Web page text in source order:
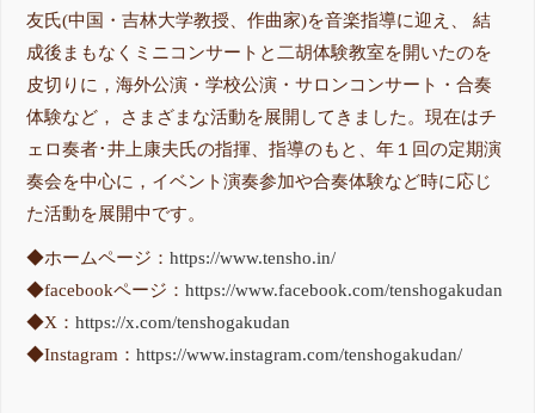
友氏(中国・吉林大学教授、作曲家)を音楽指導に迎え、 結
成後まもなくミニコンサートと二胡体験教室を開いたのを
皮切りに，海外公演・学校公演・サロンコンサート・合奏
体験など， さまざまな活動を展開してきました。現在はチ
ェロ奏者･井上康夫氏の指揮、指導のもと、年１回の定期演
奏会を中心に，イベント演奏参加や合奏体験など時に応じ
た活動を展開中です。
◆ホームページ：https://www.tensho.in/
◆facebookページ：https://www.facebook.com/tenshogakudan
◆X：https://x.com/tenshogakudan
◆Instagram：https://www.instagram.com/tenshogakudan/